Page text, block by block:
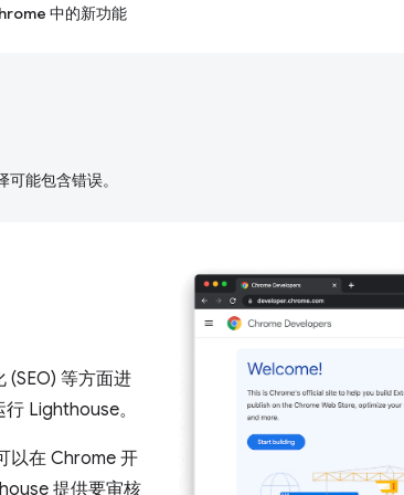
中的新功能
能包含错误。
(SEO) 等方面进
Lighthouse。
以在 Chrome 开
提供要审核